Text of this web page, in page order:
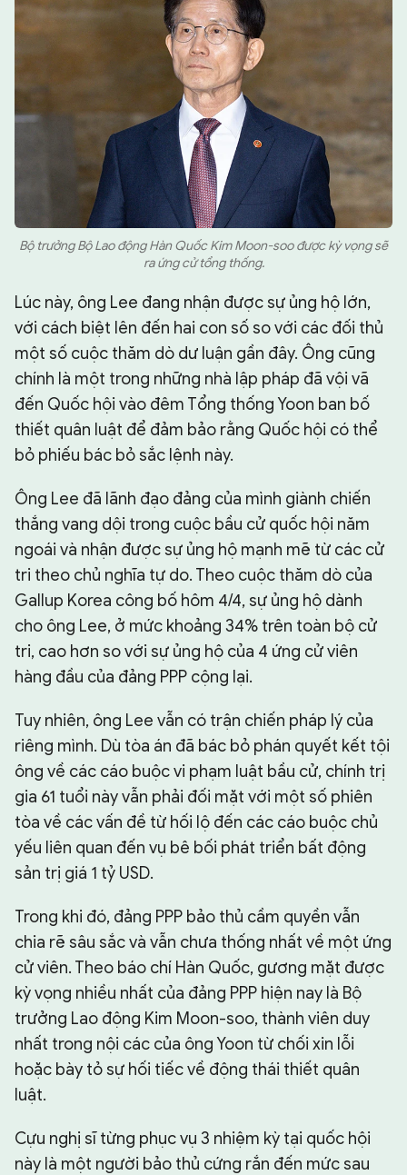
Bộ trưởng Bộ Lao động Hàn Quốc Kim Moon-soo được kỳ vọng sẽ
ra ứng cử tổng thống.
Lúc này, ông Lee đang nhận được sự ủng hộ lớn,
với cách biệt lên đến hai con số so với các đối thủ
một số cuộc thăm dò dư luận gần đây. Ông cũng
chính là một trong những nhà lập pháp đã vội vã
đến Quốc hội vào đêm Tổng thống Yoon ban bố
thiết quân luật để đảm bảo rằng Quốc hội có thể
bỏ phiếu bác bỏ sắc lệnh này.
Ông Lee đã lãnh đạo đảng của mình giành chiến
thắng vang dội trong cuộc bầu cử quốc hội năm
ngoái và nhận được sự ủng hộ mạnh mẽ từ các cử
tri theo chủ nghĩa tự do. Theo cuộc thăm dò của
Gallup Korea công bố hôm 4/4, sự ủng hộ dành
cho ông Lee, ở mức khoảng 34% trên toàn bộ cử
tri, cao hơn so với sự ủng hộ của 4 ứng cử viên
hàng đầu của đảng PPP cộng lại.
Tuy nhiên, ông Lee vẫn có trận chiến pháp lý của
riêng mình. Dù tòa án đã bác bỏ phán quyết kết tội
ông về các cáo buộc vi phạm luật bầu cử, chính trị
gia 61 tuổi này vẫn phải đối mặt với một số phiên
tòa về các vấn đề từ hối lộ đến các cáo buộc chủ
yếu liên quan đến vụ bê bối phát triển bất động
sản trị giá 1 tỷ USD.
Trong khi đó, đảng PPP bảo thủ cầm quyền vẫn
chia rẽ sâu sắc và vẫn chưa thống nhất về một ứng
cử viên. Theo báo chí Hàn Quốc, gương mặt được
kỳ vọng nhiều nhất của đảng PPP hiện nay là Bộ
trưởng Lao động Kim Moon-soo, thành viên duy
nhất trong nội các của ông Yoon từ chối xin lỗi
hoặc bày tỏ sự hối tiếc về động thái thiết quân
luật.
Cựu nghị sĩ từng phục vụ 3 nhiệm kỳ tại quốc hội
này là một người bảo thủ cứng rắn đến mức sau